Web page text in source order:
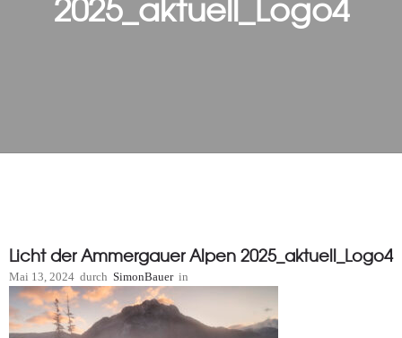
Licht der Ammergauer Alpen 2025_aktuell_Logo4
Mai 13, 2024 durch SimonBauer in